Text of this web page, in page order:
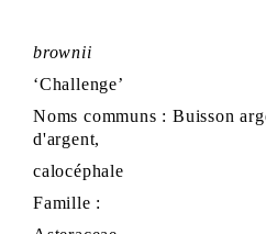
brownii
‘Challenge’
Noms communs : Buisson
d'argent,
calocéphale
Famille :